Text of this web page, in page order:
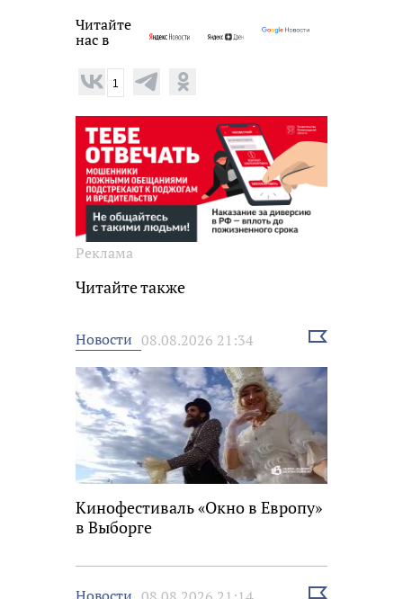
Читайте
нас в
1
Реклама
Читайте также
Новости 08.08.2026 21:34
Выбрать
Кинофестиваль «Окно в Европу»
в Выборге
Выбрать